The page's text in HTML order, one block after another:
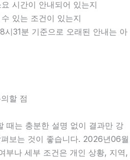
시간이 안내되어 있는지
있는 조건이 있는지
31분 기준으로 오래된 안내는 아
할 점
때는 충분한 설명 없이 결과만 강
보는 것이 좋습니다. 2026년06월
부나 세부 조건은 개인 상황, 지역,